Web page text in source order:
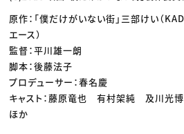
原作：「僕だけがいない街」三部けい（
エース）
監督：平川雄一朗
脚本：後藤法子
プロデューサー：春名慶
キャスト：藤原竜也 有村架純 及川光
ほか